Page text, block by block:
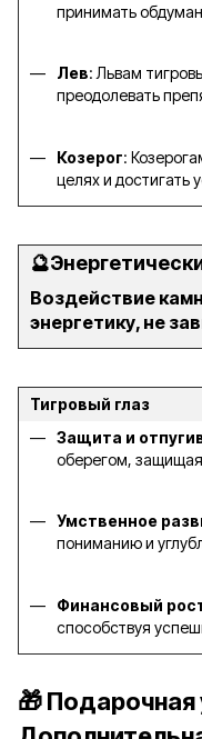
принимать
Лев: Львам
преодолевать
Козерог:
целях и достигать
Воздействие
энергетику, не
Тигровый глаз
Защита и
оберегом,
Умственное
пониманию и
Финансовый
способствуя
🎁 Подарочная